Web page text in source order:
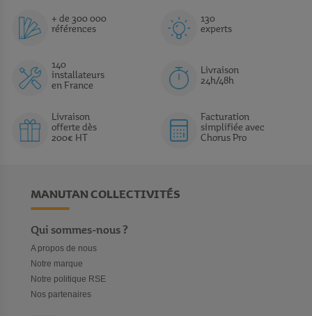
+ de 300 000
références
130
experts
140
installateurs
en France
Livraison
24h/48h
Livraison
offerte dès
200€ HT
Facturation
simplifiée avec
Chorus Pro
MANUTAN COLLECTIVITÉS
Qui sommes-nous ?
A propos de nous
Notre marque
Notre politique RSE
Nos partenaires